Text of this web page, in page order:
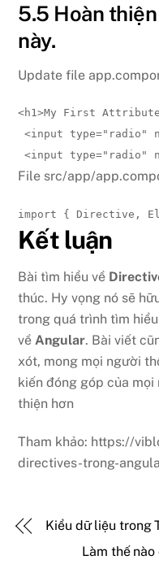
5.5 Hoàn
này.
Update file
<h1>My First
<input type=" radio "
<input type=" radio "
File src/app/
import { Directive ,
Kết luận
Bài tìm hiểu về
thúc. Hy vọng nó sẽ
trong quá trình tìm
vềAngular. Bài viết
xót, mong mọi người
kiến đóng góp của
thiện hơn
Tham khảo: https://
directives-trong-
Kiểu dữ liệu trong
Làm thế